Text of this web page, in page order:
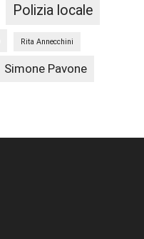
Polizia locale
Rita Annecchini
Simone Pavone